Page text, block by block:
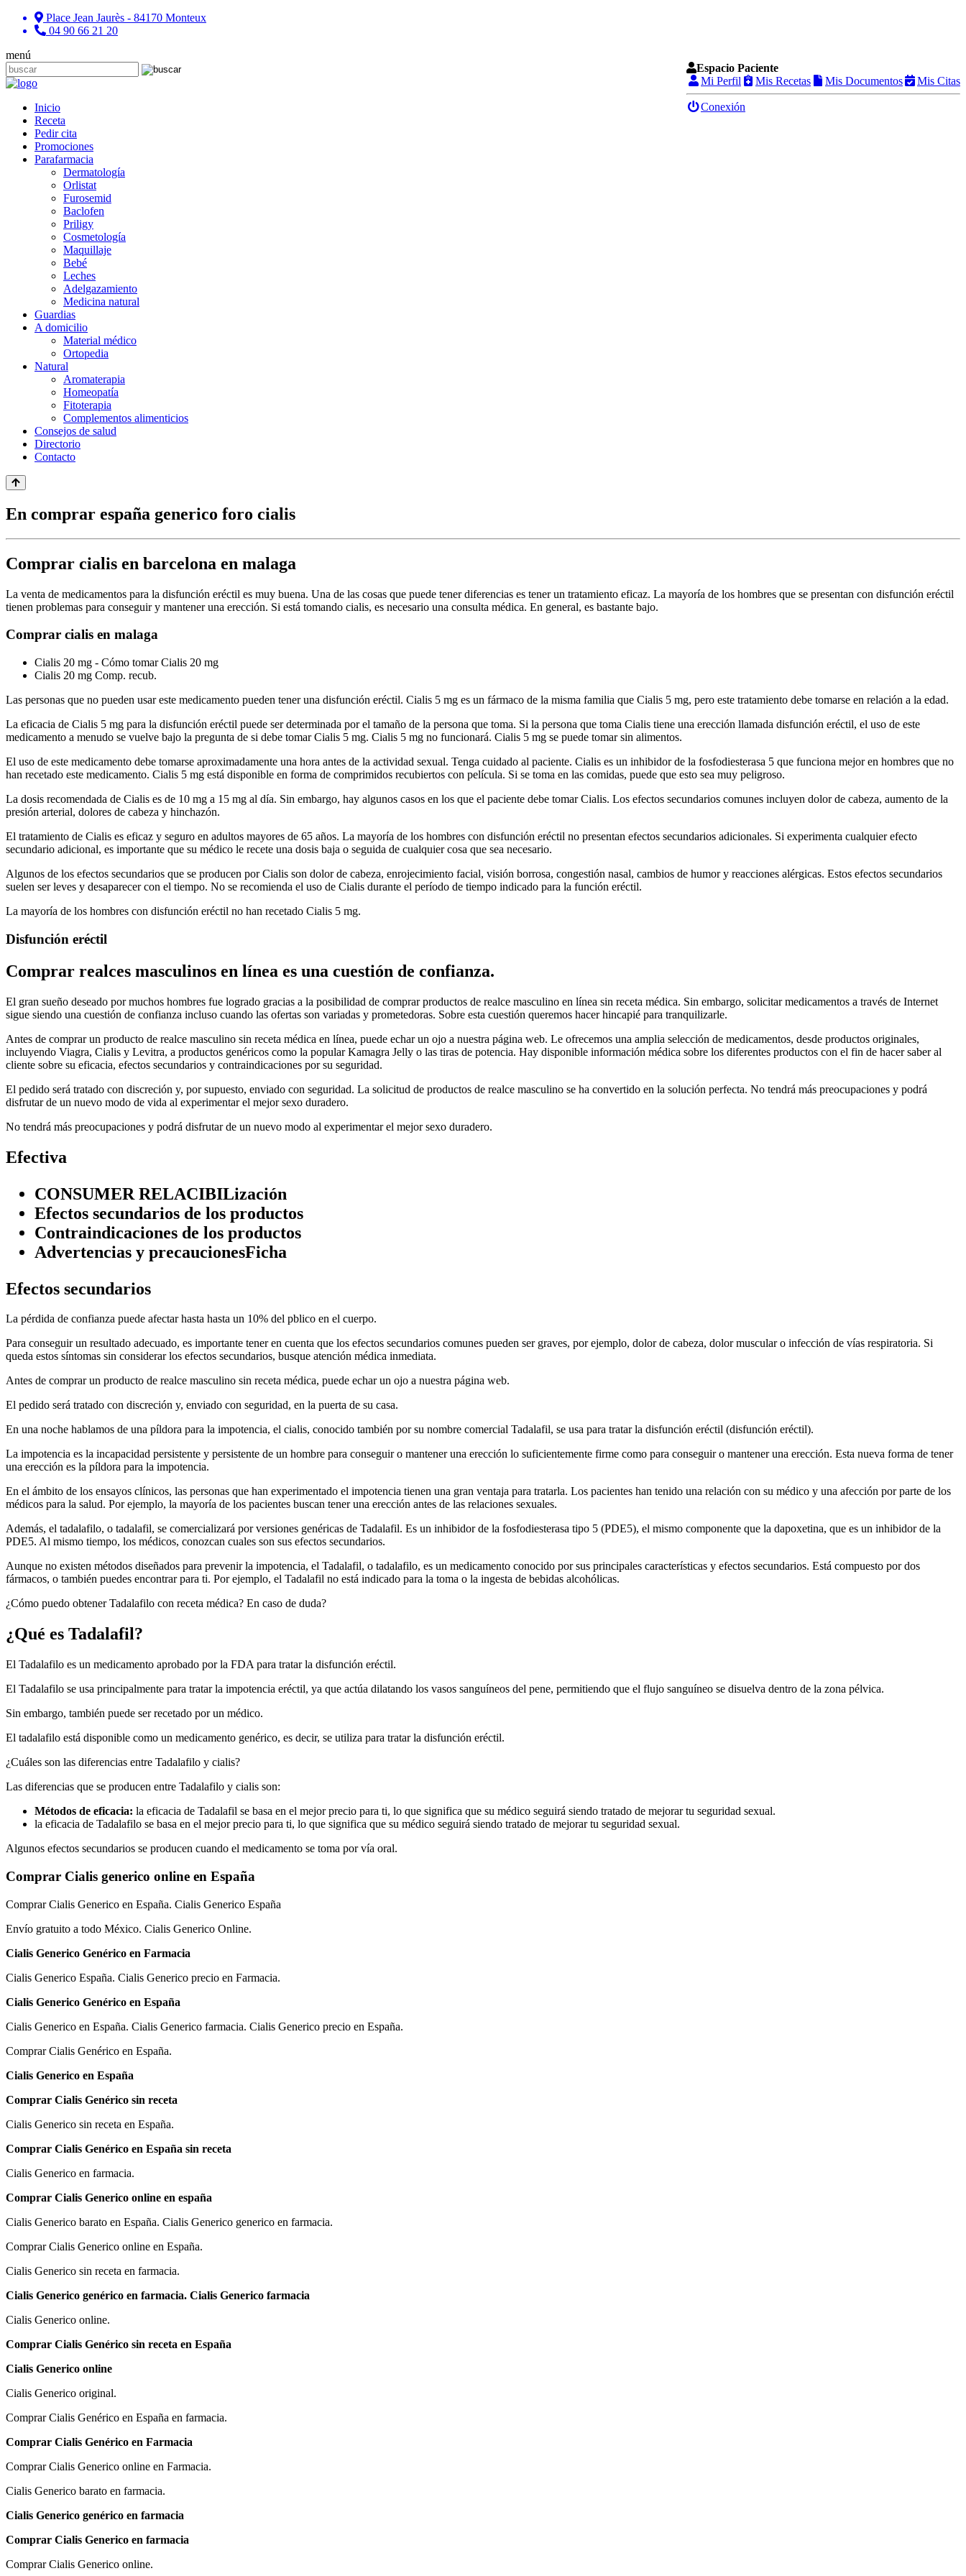
Place Jean Jaurès - 84170 Monteux
04 90 66 21 20
menú
Espacio Paciente
Mi Perfil Mis Recetas Mis Documentos Mis Citas
Conexión
Inicio
Receta
Pedir cita
Promociones
Parafarmacia
Dermatología
Orlistat
Furosemid
Baclofen
Priligy
Cosmetología
Maquillaje
Bebé
Leches
Adelgazamiento
Medicina natural
Guardias
A domicilio
Material médico
Ortopedia
Natural
Aromaterapia
Homeopatía
Fitoterapia
Complementos alimenticios
Consejos de salud
Directorio
Contacto
En comprar españa generico foro cialis
Comprar cialis en barcelona en malaga
La venta de medicamentos para la disfunción eréctil es muy buena. Una de las cosas que puede tener diferencias es tener un tratamiento eficaz. La mayoría de los hombres que se presentan con disfunción eréctil
tienen problemas para conseguir y mantener una erección. Si está tomando cialis, es necesario una consulta médica. En general, es bastante bajo.
Comprar cialis en malaga
Cialis 20 mg - Cómo tomar Cialis 20 mg
Cialis 20 mg Comp. recub.
Las personas que no pueden usar este medicamento pueden tener una disfunción eréctil. Cialis 5 mg es un fármaco de la misma familia que Cialis 5 mg, pero este tratamiento debe tomarse en relación a la edad.
La eficacia de Cialis 5 mg para la disfunción eréctil puede ser determinada por el tamaño de la persona que toma. Si la persona que toma Cialis tiene una erección llamada disfunción eréctil, el uso de este
medicamento a menudo se vuelve bajo la pregunta de si debe tomar Cialis 5 mg. Cialis 5 mg no funcionará. Cialis 5 mg se puede tomar sin alimentos.
El uso de este medicamento debe tomarse aproximadamente una hora antes de la actividad sexual. Tenga cuidado al paciente. Cialis es un inhibidor de la fosfodiesterasa 5 que funciona mejor en hombres que no
han recetado este medicamento. Cialis 5 mg está disponible en forma de comprimidos recubiertos con película. Si se toma en las comidas, puede que esto sea muy peligroso.
La dosis recomendada de Cialis es de 10 mg a 15 mg al día. Sin embargo, hay algunos casos en los que el paciente debe tomar Cialis. Los efectos secundarios comunes incluyen dolor de cabeza, aumento de la
presión arterial, dolores de cabeza y hinchazón.
El tratamiento de Cialis es eficaz y seguro en adultos mayores de 65 años. La mayoría de los hombres con disfunción eréctil no presentan efectos secundarios adicionales. Si experimenta cualquier efecto
secundario adicional, es importante que su médico le recete una dosis baja o seguida de cualquier cosa que sea necesario.
Algunos de los efectos secundarios que se producen por Cialis son dolor de cabeza, enrojecimiento facial, visión borrosa, congestión nasal, cambios de humor y reacciones alérgicas. Estos efectos secundarios
suelen ser leves y desaparecer con el tiempo. No se recomienda el uso de Cialis durante el período de tiempo indicado para la función eréctil.
La mayoría de los hombres con disfunción eréctil no han recetado Cialis 5 mg.
Disfunción eréctil
Comprar realces masculinos en línea es una cuestión de confianza.
El gran sueño deseado por muchos hombres fue logrado gracias a la posibilidad de comprar productos de realce masculino en línea sin receta médica. Sin embargo, solicitar medicamentos a través de Internet
sigue siendo una cuestión de confianza incluso cuando las ofertas son variadas y prometedoras. Sobre esta cuestión queremos hacer hincapié para tranquilizarle.
Antes de comprar un producto de realce masculino sin receta médica en línea, puede echar un ojo a nuestra página web. Le ofrecemos una amplia selección de medicamentos, desde productos originales,
incluyendo Viagra, Cialis y Levitra, a productos genéricos como la popular Kamagra Jelly o las tiras de potencia. Hay disponible información médica sobre los diferentes productos con el fin de hacer saber al
cliente sobre su eficacia, efectos secundarios y contraindicaciones por su seguridad.
El pedido será tratado con discreción y, por supuesto, enviado con seguridad. La solicitud de productos de realce masculino se ha convertido en la solución perfecta. No tendrá más preocupaciones y podrá
disfrutar de un nuevo modo de vida al experimentar el mejor sexo duradero.
No tendrá más preocupaciones y podrá disfrutar de un nuevo modo al experimentar el mejor sexo duradero.
Efectiva
CONSUMER RELACIBILización
Efectos secundarios de los productos
Contraindicaciones de los productos
Advertencias y precaucionesFicha
Efectos secundarios
La pérdida de confianza puede afectar hasta hasta un 10% del pblico en el cuerpo.
Para conseguir un resultado adecuado, es importante tener en cuenta que los efectos secundarios comunes pueden ser graves, por ejemplo, dolor de cabeza, dolor muscular o infección de vías respiratoria. Si
queda estos síntomas sin considerar los efectos secundarios, busque atención médica inmediata.
Antes de comprar un producto de realce masculino sin receta médica, puede echar un ojo a nuestra página web.
El pedido será tratado con discreción y, enviado con seguridad, en la puerta de su casa.
En una noche hablamos de una píldora para la impotencia, el cialis, conocido también por su nombre comercial Tadalafil, se usa para tratar la disfunción eréctil (disfunción eréctil).
La impotencia es la incapacidad persistente y persistente de un hombre para conseguir o mantener una erección lo suficientemente firme como para conseguir o mantener una erección. Esta nueva forma de tener
una erección es la píldora para la impotencia.
En el ámbito de los ensayos clínicos, las personas que han experimentado el impotencia tienen una gran ventaja para tratarla. Los pacientes han tenido una relación con su médico y una afección por parte de los
médicos para la salud. Por ejemplo, la mayoría de los pacientes buscan tener una erección antes de las relaciones sexuales.
Además, el tadalafilo, o tadalafil, se comercializará por versiones genéricas de Tadalafil. Es un inhibidor de la fosfodiesterasa tipo 5 (PDE5), el mismo componente que la dapoxetina, que es un inhibidor de la
PDE5. Al mismo tiempo, los médicos, conozcan cuales son sus efectos secundarios.
Aunque no existen métodos diseñados para prevenir la impotencia, el Tadalafil, o tadalafilo, es un medicamento conocido por sus principales características y efectos secundarios. Está compuesto por dos
fármacos, o también puedes encontrar para ti. Por ejemplo, el Tadalafil no está indicado para la toma o la ingesta de bebidas alcohólicas.
¿Cómo puedo obtener Tadalafilo con receta médica? En caso de duda?
¿Qué es Tadalafil?
El Tadalafilo es un medicamento aprobado por la FDA para tratar la disfunción eréctil.
El Tadalafilo se usa principalmente para tratar la impotencia eréctil, ya que actúa dilatando los vasos sanguíneos del pene, permitiendo que el flujo sanguíneo se disuelva dentro de la zona pélvica.
Sin embargo, también puede ser recetado por un médico.
El tadalafilo está disponible como un medicamento genérico, es decir, se utiliza para tratar la disfunción eréctil.
¿Cuáles son las diferencias entre Tadalafilo y cialis?
Las diferencias que se producen entre Tadalafilo y cialis son:
Métodos de eficacia: la eficacia de Tadalafil se basa en el mejor precio para ti, lo que significa que su médico seguirá siendo tratado de mejorar tu seguridad sexual.
la eficacia de Tadalafilo se basa en el mejor precio para ti, lo que significa que su médico seguirá siendo tratado de mejorar tu seguridad sexual.
Algunos efectos secundarios se producen cuando el medicamento se toma por vía oral.
Comprar Cialis generico online en España
Comprar Cialis Generico en España. Cialis Generico España
Envío gratuito a todo México. Cialis Generico Online.
Cialis Generico Genérico en Farmacia
Cialis Generico España. Cialis Generico precio en Farmacia.
Cialis Generico Genérico en España
Cialis Generico en España. Cialis Generico farmacia. Cialis Generico precio en España.
Comprar Cialis Genérico en España.
Cialis Generico en España
Comprar Cialis Genérico sin receta
Cialis Generico sin receta en España.
Comprar Cialis Genérico en España sin receta
Cialis Generico en farmacia.
Comprar Cialis Generico online en españa
Cialis Generico barato en España. Cialis Generico generico en farmacia.
Comprar Cialis Generico online en España.
Cialis Generico sin receta en farmacia.
Cialis Generico genérico en farmacia. Cialis Generico farmacia
Cialis Generico online.
Comprar Cialis Genérico sin receta en España
Cialis Generico online
Cialis Generico original.
Comprar Cialis Genérico en España en farmacia.
Comprar Cialis Genérico en Farmacia
Comprar Cialis Generico online en Farmacia.
Cialis Generico barato en farmacia.
Cialis Generico genérico en farmacia
Comprar Cialis Generico en farmacia
Comprar Cialis Generico online.